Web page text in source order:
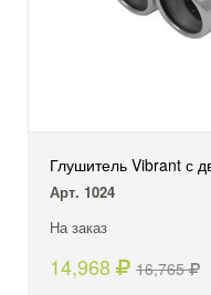
Глушитель Vibrant с
Арт. 1024
На заказ
14,968 16,765